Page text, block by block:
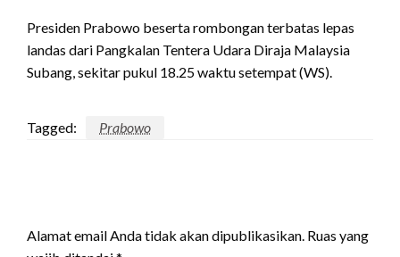
Presiden Prabowo beserta rombongan terbatas lepas
landas dari Pangkalan Tentera Udara Diraja Malaysia
Subang, sekitar pukul 18.25 waktu setempat (WS).
Tagged: Prabowo
Alamat email Anda tidak akan dipublikasikan. Ruas yang